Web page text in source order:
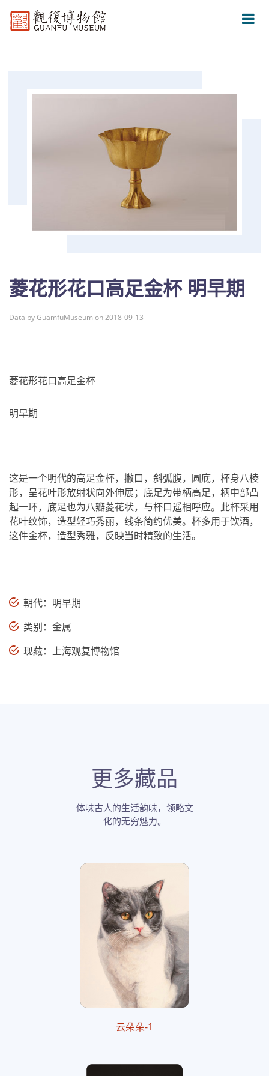
菱花形花口高足金杯 明早期
Data by GuamfuMuseum on 2018-09-13
菱花形花口高足金杯
明早期
这是一个明代的高足金杯，撇口，斜弧腹，圆底，杯身八棱
形，呈花叶形放射状向外伸展；底足为带柄高足，柄中部凸
起一环，底足也为八瓣菱花状，与杯口遥相呼应。此杯采用
花叶纹饰，造型轻巧秀丽，线条简约优美。杯多用于饮酒，
这件金杯，造型秀雅，反映当时精致的生活。
朝代：明早期
类别：金属
现藏：上海观复博物馆
更多藏品
体味古人的生活韵味，领略文
化的无穷魅力。
云朵朵-1